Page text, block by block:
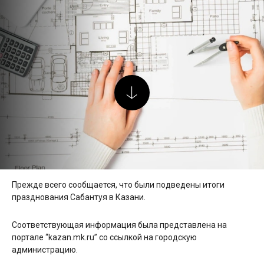
Прежде всего сообщается, что были подведены итоги
празднования Сабантуя в Казани.
Соответствующая информация была представлена на
портале “kazan.mk.ru” со ссылкой на городскую
администрацию.